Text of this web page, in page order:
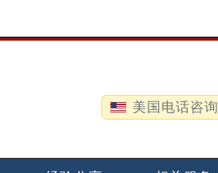
美国电话咨询